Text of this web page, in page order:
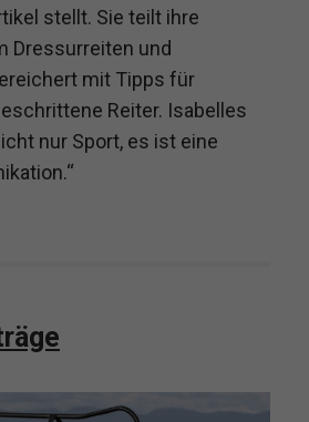
stellt. Sie teilt ihre
Dressurreiten und
mit Tipps für
Reiter. Isabelles
nur Sport, es ist eine